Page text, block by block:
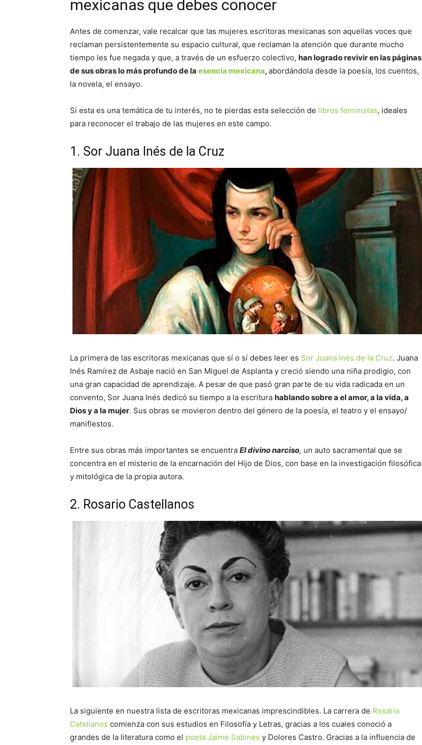
mexicanas que debes conocer
Antes de comenzar, vale recalcar que las mujeres escritoras mexicanas son aquellas voces que
reclaman persistentemente su espacio cultural, que reclaman la atención que durante mucho
tiempo les fue negada y que, a través de un esfuerzo colectivo, han logrado revivir en las páginas
de sus obras lo más profundo de la esencia mexicana,abordándola desde la poesía, los cuentos,
la novela, el ensayo.
Si esta es una temática de tu interés, no te pierdas esta selección de libros feministas, ideales
para reconocer el trabajo de las mujeres en este campo.
1. Sor Juana Inés de la Cruz
La primera de las escritoras mexicanas que sí o sí debes leer es Sor Juana Inés de la Cruz. Juana
Inés Ramírez de Asbaje nació en San Miguel de Asplanta y creció siendo una niña prodigio, con
una gran capacidad de aprendizaje. A pesar de que pasó gran parte de su vida radicada en un
convento, Sor Juana Inés dedicó su tiempo a la escritura hablando sobre a el amor, a la vida, a
Dios y a la mujer. Sus obras se movieron dentro del género de la poesía, el teatro y el ensayo/
manifiestos.
Entre sus obras más importantes se encuentra El divino narciso, un auto sacramental que se
concentra en el misterio de la encarnación del Hijo de Dios, con base en la investigación filosófica
y mitológica de la propia autora.
2. Rosario Castellanos
La siguiente en nuestra lista de escritoras mexicanas imprescindibles. La carrera de Rosario
Catellanos comienza con sus estudios en Filosofía y Letras, gracias a los cuales conoció a
grandes de la literatura como el poeta Jaime Sabines y Dolores Castro. Gracias a la influencia de